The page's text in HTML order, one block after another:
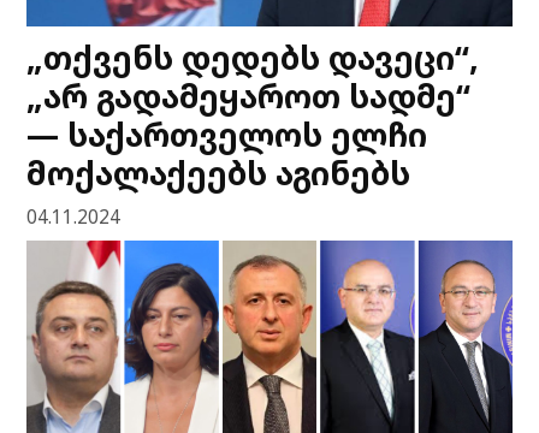
„თქვენს დედებს დავეცი“,
„არ გადამეყაროთ სადმე“
— საქართველოს ელჩი
მოქალაქეებს აგინებს
04.11.2024